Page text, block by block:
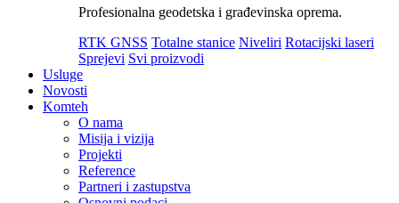
Profesionalna geodetska i građevinska oprema.
RTK GNSS Totalne stanice Niveliri Rotacijski laseri
Sprejevi Svi proizvodi
Usluge
Novosti
Komteh
O nama
Misija i vizija
Projekti
Reference
Partneri i zastupstva